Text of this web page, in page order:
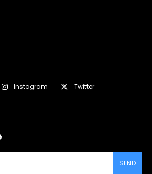
Instagram
Twitter
SEND